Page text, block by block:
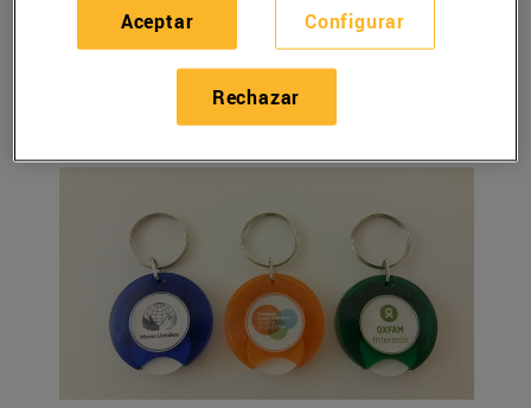
Obre la porta a un món
millor
Configurar
Rechazar
Aceptar